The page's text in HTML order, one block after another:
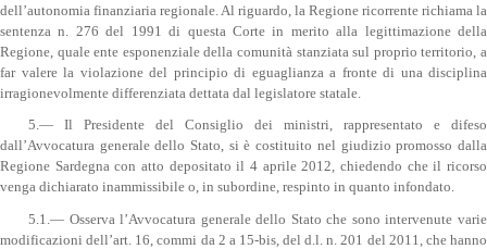
dell’autonomia finanziaria regionale. Al riguardo, la Regione ricorrente richiama la
sentenza n. 276 del 1991 di questa Corte in merito alla legittimazione della
Regione, quale ente esponenziale della comunità stanziata sul proprio territorio, a
far valere la violazione del principio di eguaglianza a fronte di una disciplina
irragionevolmente differenziata dettata dal legislatore statale.
5.— Il Presidente del Consiglio dei ministri, rappresentato e difeso
dall’Avvocatura generale dello Stato, si è costituito nel giudizio promosso dalla
Regione Sardegna con atto depositato il 4 aprile 2012, chiedendo che il ricorso
venga dichiarato inammissibile o, in subordine, respinto in quanto infondato.
5.1.— Osserva l’Avvocatura generale dello Stato che sono intervenute varie
modificazioni dell’art. 16, commi da 2 a 15-bis, del d.l. n. 201 del 2011, che hanno